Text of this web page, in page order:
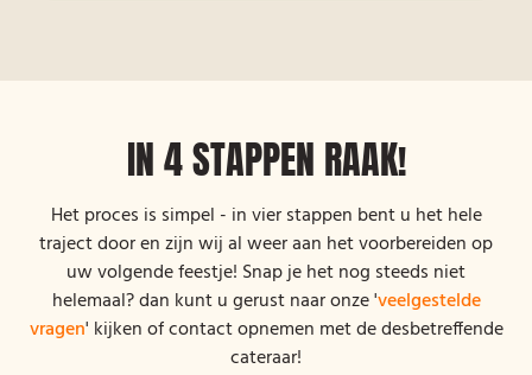
IN 4 STAPPEN RAAK!
Het proces is simpel - in vier stappen bent u het hele
traject door en zijn wij al weer aan het voorbereiden op
uw volgende feestje! Snap je het nog steeds niet
helemaal? dan kunt u gerust naar onze 'veelgestelde
vragen' kijken of contact opnemen met de desbetreffende
cateraar!